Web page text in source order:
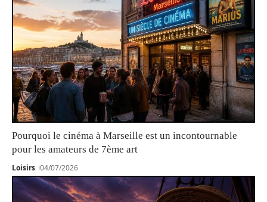
Pourquoi le cinéma à Marseille est un incontournable
pour les amateurs de 7ème art
Loisirs 04/07/2026